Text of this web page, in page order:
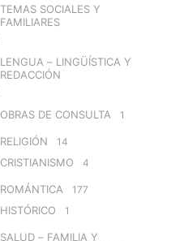
TEMAS SOCIALES Y
FAMILIARES
LENGUA – LINGÜÍSTICA Y
REDACCIÓN
OBRAS DE CONSULTA 1
RELIGIÓN 14
CRISTIANISMO 4
ROMÁNTICA 177
HISTÓRICO 1
SALUD – FAMILIA Y